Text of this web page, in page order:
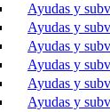
Ayudas y
Ayudas y
Ayudas y
Ayudas y
Ayudas y
Ayudas y